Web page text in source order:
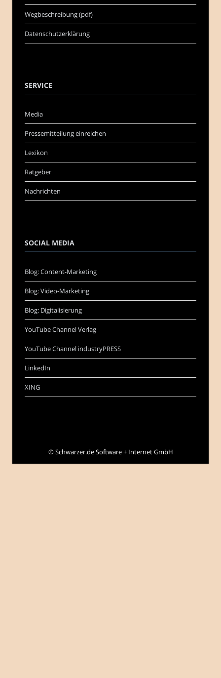
Wegbeschreibung (pdf)
Datenschutzerklärung
SERVICE
Media
Pressemitteilung einreichen
Lexikon
Ratgeber
Nachrichten
SOCIAL MEDIA
Blog: Content-Marketing
Blog: Video-Marketing
Blog: Digitalisierung
YouTube Channel Verlag
YouTube Channel industryPRESS
LinkedIn
XING
©Schwarzer.de Software + Internet GmbH